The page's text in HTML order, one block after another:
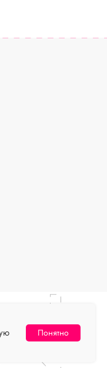
Понятно